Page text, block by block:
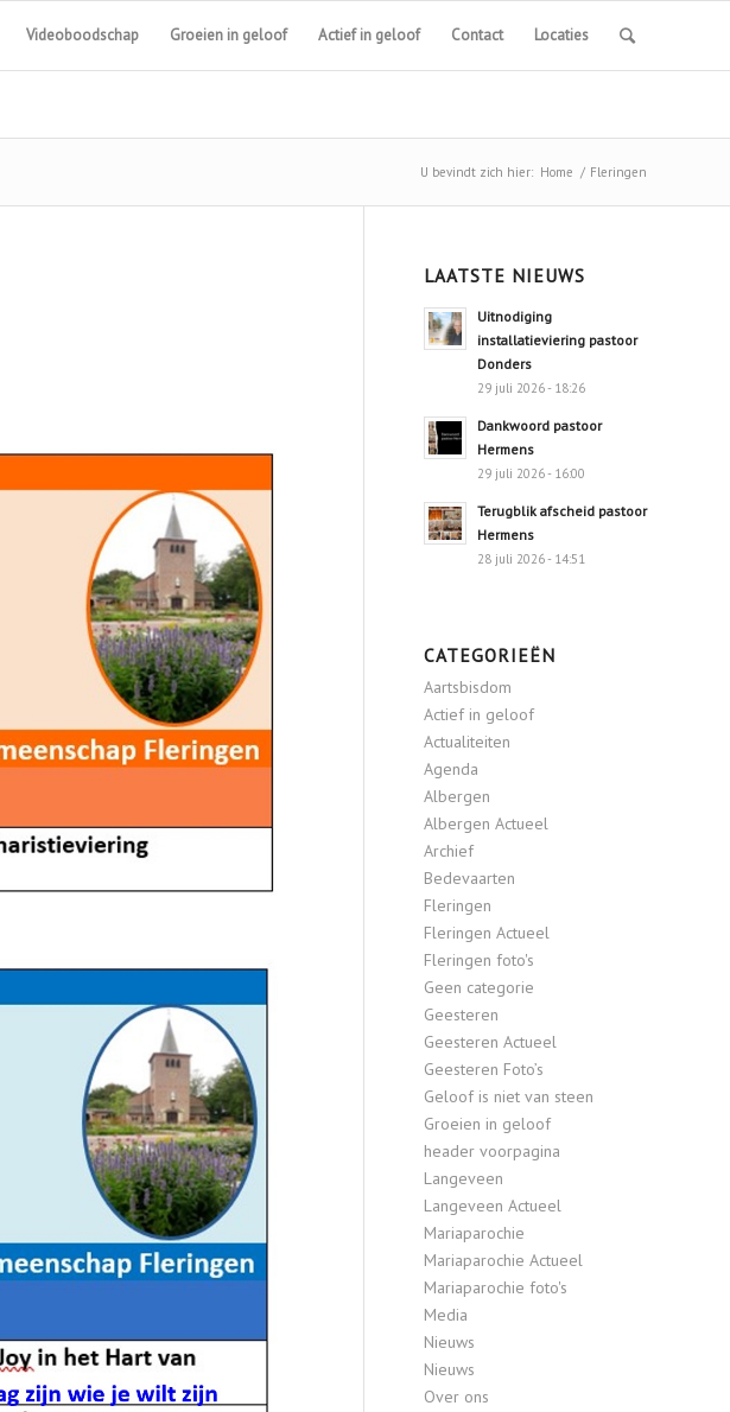
Videoboodschap Groeien in geloof Actief in geloof Contact Locaties
U bevindt zich hier: Home / Fleringen
LAATSTE NIEUWS
Uitnodiging
installatieviering pastoor
Donders
29 juli 2026 - 18:26
Dankwoord pastoor
Hermens
29 juli 2026 - 16:00
Terugblik afscheid pastoor
Hermens
28 juli 2026 - 14:51
CATEGORIEËN
Aartsbisdom
Actief in geloof
Actualiteiten
Agenda
Albergen
Albergen Actueel
Archief
Bedevaarten
Fleringen
Fleringen Actueel
Fleringen foto's
Geen categorie
Geesteren
Geesteren Actueel
Geesteren Foto’s
Geloof is niet van steen
Groeien in geloof
header voorpagina
Langeveen
Langeveen Actueel
Mariaparochie
Mariaparochie Actueel
Mariaparochie foto's
Media
Nieuws
Nieuws
Over ons